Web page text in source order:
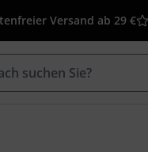
Versand ab 29 €